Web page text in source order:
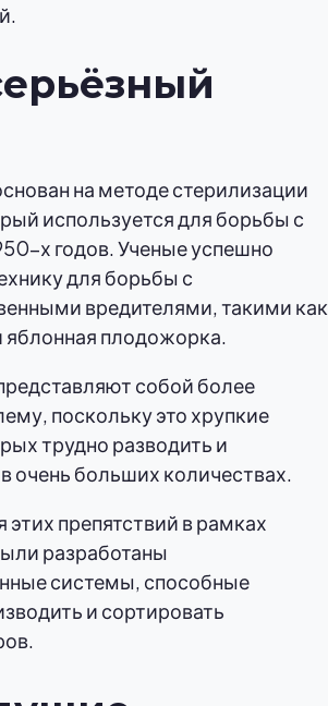
на методе стерилизации
используется для борьбы с
х годов. Ученые успешно
для борьбы с
вредителями, такими как
плодожорка.
собой более
поскольку это хрупкие
трудно разводить и
очень больших количествах.
препятствий в рамках
разработаны
системы, способные
и сортировать